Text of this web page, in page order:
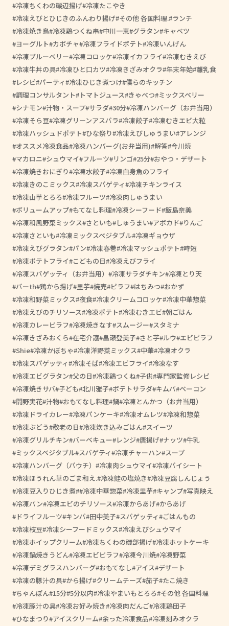
冷凍ちくわの磯辺揚げ 冷凍たこやき
冷凍えびとひじきのふんわり揚げ その他 各国料理. ランチ
冷凍焼き鳥 冷凍鶏つくね串 中川一恵 グラタン キャベツ
ヨーグルト カボチャ 冷凍フライドポテト 冷凍いんげん
冷凍ブルーベリー 冷凍コロッケ 冷凍イカフライ 冷凍むきえび
冷凍牛丼の具 冷凍ひと口カツ 冷凍きざみオクラ 年末年始 離乳食
レシピ パーティ 冷凍ひじき煮つけ 僕らのキッチン
調理コンサルタント
トマトジュース きゃべつ ミックスベリー
シナモン 汁物・スープ サラダ 30分 冷凍ハンバーグ（お弁当用）
冷凍そら豆 冷凍グリーンアスパラ 冷凍餃子 冷凍むきエビ大粒
冷凍ハッシュドポテト ひな祭り 冷凍えびしゅうまい アレンジ
オススメ冷凍食品 冷凍ハンバーグ(お弁当用) 解答 今川焼
マカロニ シュウマイ フルーツ リンゴ 25分 おやつ・デザート
冷凍焼きおにぎり 冷凍水餃子 冷凍白身魚のフライ
冷凍きのこミックス 冷凍スパゲティ 冷凍チキンライス
冷凍山芋とろろ 冷凍フルーツ 冷凍肉しゅうまい
ボリュームアップ もてなし料理 冷凍シーフード 飯島奈美
冷凍和風野菜ミックス さといも しゅうまい アボカド りんご
冷凍さといも 冷凍ミックスベジタブル 冷凍ギョウザ
冷凍えびグラタン パン 冷凍春巻 冷凍マッシュポテト 時短
冷凍ポテトフライ こどもの日 冷凍えびフライ
冷凍スパゲッティ（お弁当用）
冷凍サラダチキン 冷凍とり天
パーth 鶏から揚げ 里芋 焼売 ピラフ はちみつ おかず
冷凍和野菜ミックス 夜食 冷凍クリームコロッケ 冷凍中華惣菜
冷凍えびのチリソース 冷凍ポテト 冷凍むきエビ 朝ごはん
冷凍カレーピラフ 冷凍焼きなす スムージー スタミナ
冷凍きざみおくら 在宅介護 畠瀬登美子 さと芋 ルウ エビピラフ
Shie 冷凍かぼちゃ 冷凍洋野菜ミックス 中華 冷凍オクラ
冷凍スパゲッティ 冷凍そば 冷凍エビフライ 冷凍なす
冷凍エビグラタン 父の日 冷凍鶏つくね 子供 専門家監修レシピ
冷凍焼きサバ 子ども 北川雅子 ポテトサラダ キムパ ベーコン
間野実花 汁物 おもてなし料理 鍋 冷凍とんかつ（お弁当用）
冷凍ドライカレー 冷凍パンケーキ 冷凍オムレツ 冷凍和惣菜
冷凍ぶどう 敬老の日 冷凍炊き込みごはん スイーツ
冷凍グリルチキン バーベキュー レンジ 唐揚げ ナッツ 牛乳
ミックスベジタブル スパゲティ 冷凍チャーハン スープ
冷凍ハンバーグ（パウチ）
冷凍肉シュウマイ 冷凍パイシート
冷凍ほうれん草のごま和え. 冷凍鮭の塩焼き 冷凍豆腐しんじょう
冷凍豆入りひじき煮 #冷凍中華惣菜 冷凍里芋 キャンプ 写真映え
冷凍パン 冷凍エビのチリソース 冷凍からあげ からあげ
ドライフルーツ キンパ 田中美子 スパゲッティ
ごはんもの
冷凍枝豆 冷凍シーフードミックス 冷凍えびシュウマイ
冷凍ホイップクリーム 冷凍ちくわの磯部揚げ 冷凍ホットケーキ
冷凍鍋焼きうどん 冷凍エビピラフ 冷凍今川焼 冷凍野菜
冷凍デミグラスハンバーグ おもてなし アイス デザート
冷凍の豚汁の具 から揚げ クリームチーズ 茄子 たこ焼き
ちゃんぽん 15分 5分以内 冷凍やまいもとろろ その他 各国料理
冷凍豚汁の具 冷凍お好み焼き 冷凍肉だんご 冷凍鶏団子
ひなまつり アイスクリーム 余った冷凍食品 冷凍刻みオクラ